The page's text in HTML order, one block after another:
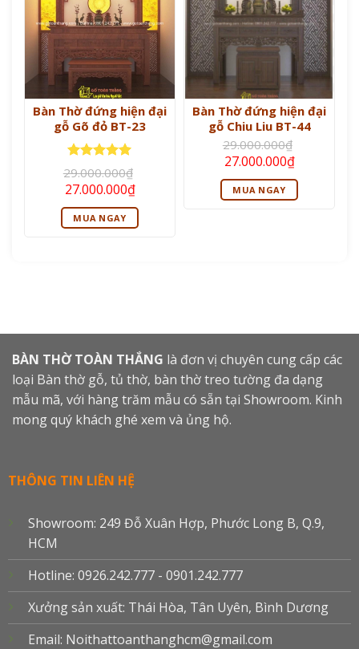
Bàn Thờ đứng hiện đại
gỗ Gõ đỏ BT-23
Được xếp
hạng55
sao
29.000.000₫
Giá
gốc
là:
29.000.000₫.
27.000.000₫Giá
hiện
tại
là:
MUA NGAY
Bàn Thờ đứng hiện đại
gỗ Chiu Liu BT-44
29.000.000₫
Giá
gốc
là:
29.000.000₫.
27.000.000₫Giá
hiện
tại
là:
MUA NGAY
BÀN THỜ TOÀN THẮNG là đơn vị chuyên cung cấp các
loại Bàn thờ gỗ, tủ thờ, bàn thờ treo tường đa dạng
mẫu mã, với hàng trăm mẫu có sẵn tại Showroom. Kinh
mong quý khách ghé xem và ủng hộ.
THÔNG TIN LIÊN HỆ
Showroom: 249 Đỗ Xuân Hợp, Phước Long B, Q.9,
HCM
Hotline: 0926.242.777 - 0901.242.777
Xưởng sản xuất: Thái Hòa, Tân Uyên, Bình Dương
Email: Noithattoanthanghcm@gmail.com